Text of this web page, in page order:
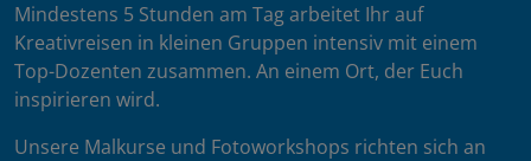
Mindestens 5 Stunden am Tag arbeitet Ihr auf
Kreativreisen in kleinen Gruppen intensiv mit einem
Top-Dozenten zusammen. An einem Ort, der Euch
inspirieren wird.
Unsere Malkurse und Fotoworkshops richten sich an